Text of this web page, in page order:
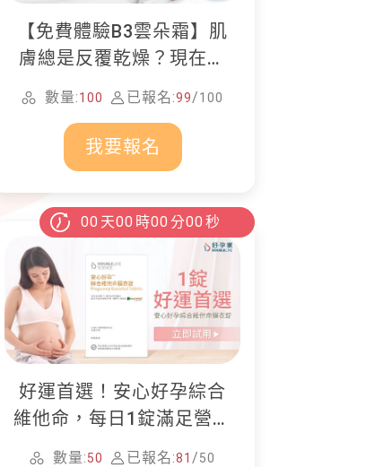
【免費體驗B3雲朵霜】肌
膚總是反覆乾燥？現在就
加入貝膚黛瑪修護體驗計
畫！
數量:100 已報名:99/100
我要報名
00 天00 時00 分00 秒
好運首選！安心好孕綜合
維他命，每日1錠滿足營養
所需
數量:50 已報名:81 /50